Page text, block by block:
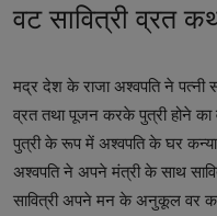
वट सावित्री व्रत
मद्र देश के राजा अश्वपति ने पत्नी
व्रत तथा पूजन करके पुत्री होने का
पुत्री के रूप में अश्वपति के घर
अश्वपति ने अपने मंत्री के साथ
सावित्री अपने मन के अनुकूल वर का